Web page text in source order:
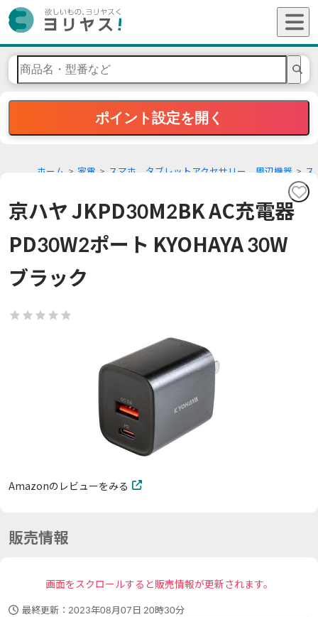
ポイント設定を開く
ホーム 家電 スマホ、タブレットアクセサリー、周辺機器
ス
京ハヤ JKPD30M2BK AC充電器
PD30W2ポート KYOHAYA 30W
ブラック
Amazonのレビューをみる
販売情報
画面をスクロールすると販売情報が更新されます。
最終更新： 2023年08月07日 20時30分